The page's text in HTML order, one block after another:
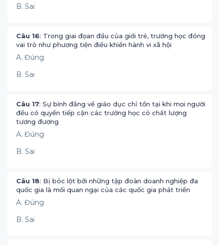
B. Sai
Câu 16: Trong giai đọan đầu của giới trẻ, trường học đóng
vai trò như phương tiện điều khiển hành vi xã hội
A. Đúng
B. Sai
Câu 17: Sự bình đẳng về giáo dục chỉ tồn tại khi mọi người
đều có quyền tiếp cận các trường học có chất lượng
tương đương
A. Đúng
B. Sai
Câu 18: Bị bóc lột bỡi những tập đoàn doanh nghiệp đa
quốc gia là mối quan ngại của các quốc gia phát triển
A. Đúng
B. Sai